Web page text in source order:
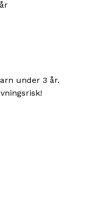
under 3 år.